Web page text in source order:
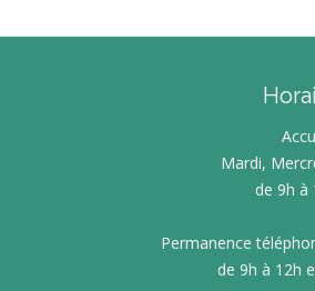
Mardi,
de 9h à
Permanence
de 9h à 12h